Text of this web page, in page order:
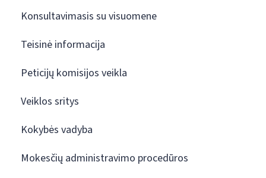
Konsultavimasis su visuomene
Teisinė informacija
Peticijų komisijos veikla
Veiklos sritys
Kokybės vadyba
Mokesčių administravimo procedūros